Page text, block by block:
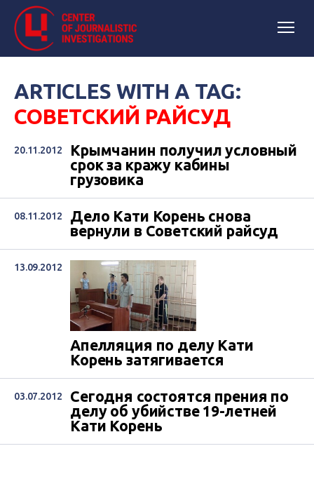
ARTICLES WITH A TAG:
СОВЕТСКИЙ РАЙСУД
20.11.2012
Крымчанин получил условный
срок за кражу кабины
грузовика
08.11.2012
Дело Кати Корень снова
вернули в Советский райсуд
13.09.2012
Апелляция по делу Кати
Корень затягивается
03.07.2012
Сегодня состоятся прения по
делу об убийстве 19-летней
Кати Корень